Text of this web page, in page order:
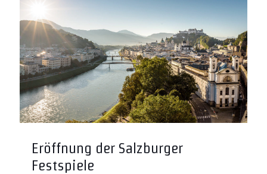
Eröffnung der Salzburger
Festspiele